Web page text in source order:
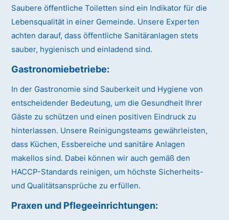
Saubere öffentliche Toiletten sind ein Indikator für die
Lebensqualität in einer Gemeinde. Unsere Experten
achten darauf, dass öffentliche Sanitäranlagen stets
sauber, hygienisch und einladend sind.
Gastronomiebetriebe:
In der Gastronomie sind Sauberkeit und Hygiene von
entscheidender Bedeutung, um die Gesundheit Ihrer
Gäste zu schützen und einen positiven Eindruck zu
hinterlassen. Unsere Reinigungsteams gewährleisten,
dass Küchen, Essbereiche und sanitäre Anlagen
makellos sind. Dabei können wir auch gemäß den
HACCP-Standards reinigen, um höchste Sicherheits-
und Qualitätsansprüche zu erfüllen.
Praxen und Pflegeeinrichtungen: